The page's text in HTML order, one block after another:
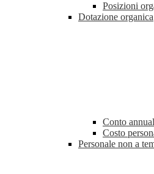
Posizioni
Dotazione organica
Conto
Costo
Personale non a